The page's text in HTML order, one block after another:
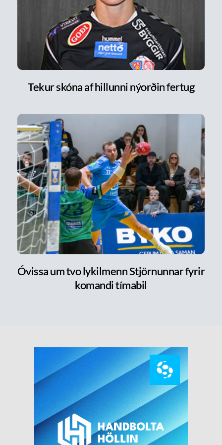
Tekur skóna af hillunni nýorðin fertug
Óvissa um tvo lykilmenn Stjörnunnar fyrir
komandi tímabil